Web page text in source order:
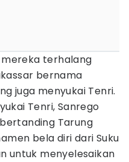
mereka terhalang
bernama
juga menyukai Tenri.
Tenri, Sanrego
Tarung
bela diri dari Suku
untuk menyelesaikan